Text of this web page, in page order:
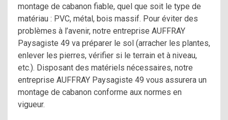
montage de cabanon fiable, quel que soit le type de
matériau : PVC, métal, bois massif. Pour éviter des
problèmes à l’avenir, notre entreprise AUFFRAY
Paysagiste 49 va préparer le sol (arracher les plantes,
enlever les pierres, vérifier si le terrain et à niveau,
etc.). Disposant des matériels nécessaires, notre
entreprise AUFFRAY Paysagiste 49 vous assurera un
montage de cabanon conforme aux normes en
vigueur.